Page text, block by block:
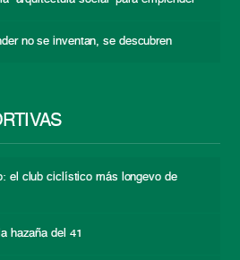
no se inventan, se descubren
el club ciclístico más longevo de
hazaña del 41